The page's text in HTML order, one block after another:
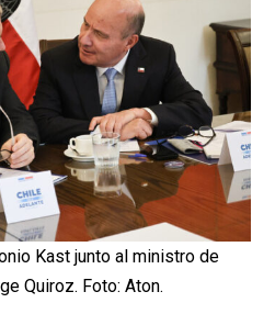
Kast junto al ministro de
Quiroz. Foto: Aton.